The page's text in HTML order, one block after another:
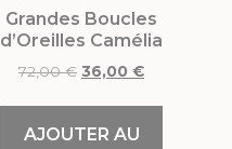
Grandes Boucles
d’Oreilles Camélia
72,00€ 36,00 €
AJOUTER AU